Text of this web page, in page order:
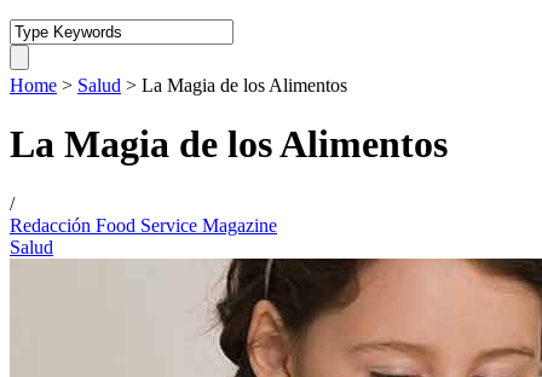
Home > Salud > La Magia de los Alimentos
La Magia de los Alimentos
/
Redacción Food Service Magazine
Salud